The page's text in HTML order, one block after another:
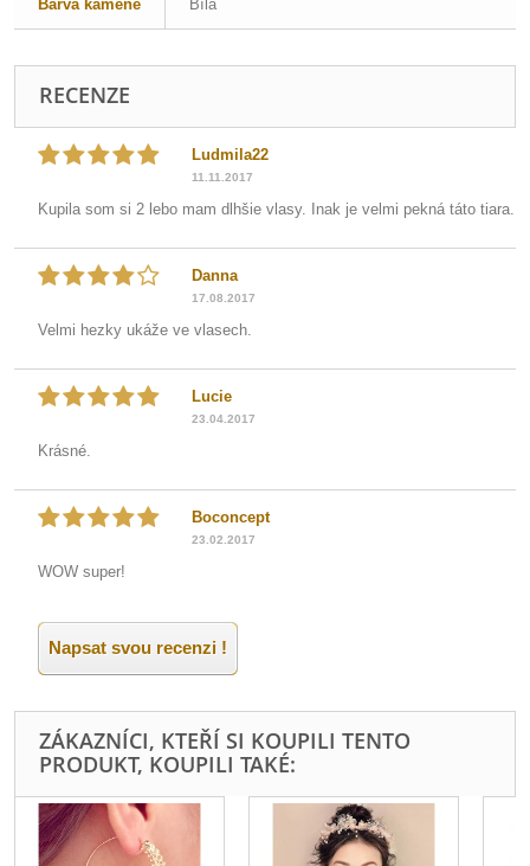
Barva kamene Bílá
RECENZE
Ludmila22
11.11.2017
Kupila som si 2 lebo mam dlhšie vlasy. Inak je velmi pekná táto tiara.
Danna
17.08.2017
Velmi hezky ukáže ve vlasech.
Lucie
23.04.2017
Krásné.
Boconcept
23.02.2017
WOW super!
Napsat svou recenzi !
ZÁKAZNÍCI, KTEŘÍ SI KOUPILI TENTO
PRODUKT, KOUPILI TAKÉ: